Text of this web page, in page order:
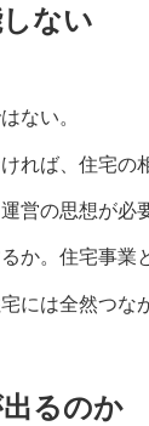
ない
ない。
れば、住宅
営の思想が必
。住宅事業
には全然つな
るのか